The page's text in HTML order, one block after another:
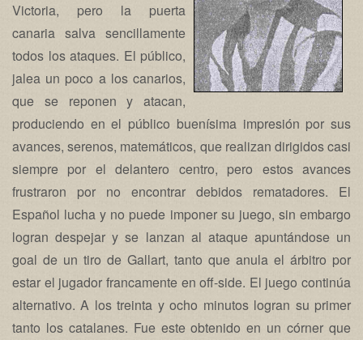
Victoria, pero la puerta
canaria salva sencillamente
todos los ataques. El público,
jalea un poco a los canarios,
que se reponen y atacan,
produciendo en el público buenísima impresión por sus
avances, serenos, matemáticos, que realizan dirigidos casi
siempre por el delantero centro, pero estos avances
frustraron por no encontrar debidos rematadores. El
Español lucha y no puede imponer su juego, sin embargo
logran despejar y se lanzan al ataque apuntándose un
goal de un tiro de Gallart, tanto que anula el árbitro por
estar el jugador francamente en off-side. El juego continúa
alternativo. A los treinta y ocho minutos logran su primer
tanto los catalanes. Fue este obtenido en un córner que